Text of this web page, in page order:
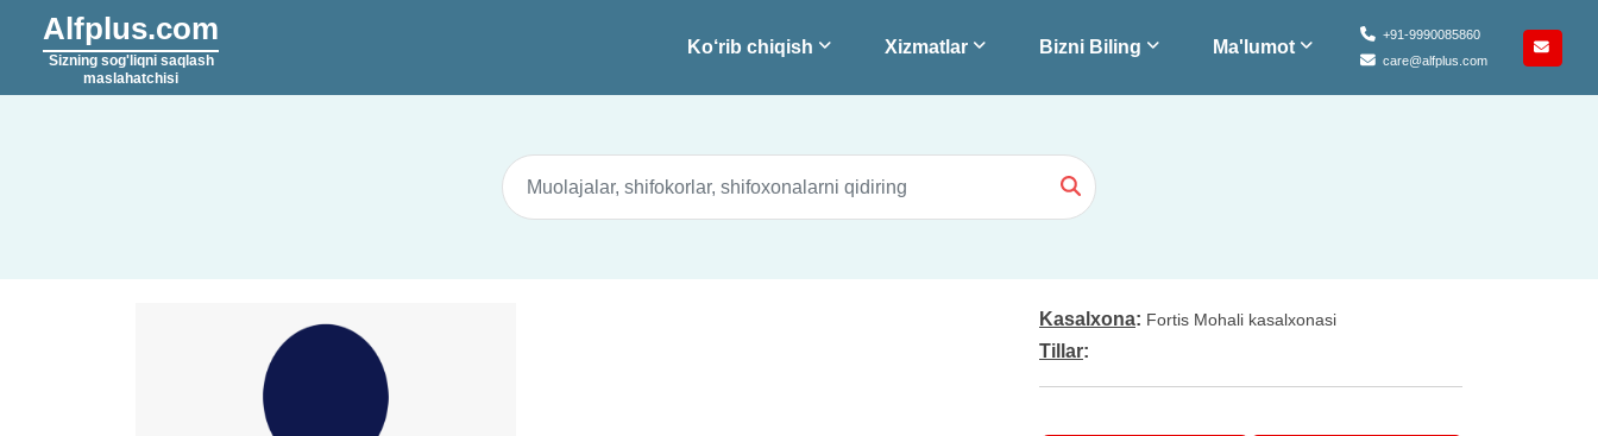
Alfplus.com
Sizning sog'liqni saqlash
maslahatchisi
+91-9990085860
care@alfplus.com
Ko‘rib chiqish Xizmatlar Bizni Biling Ma'lumot
Kasalxona: Fortis Mohali kasalxonasi
Tillar: